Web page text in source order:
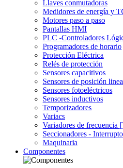
Llaves conmutadoras
Medidores de energía y
Motores paso a paso
Pantallas HMI
PLC -Controladores
Programadores de horario
Protección Eléctrica
Relés de protección
Sensores capacitivos
Sensores de posición
Sensores fotoeléctricos
Sensores inductivos
Temporizadores
Variacs
Variadores de frecuencia
Seccionadores -
Maquinaria
Componentes